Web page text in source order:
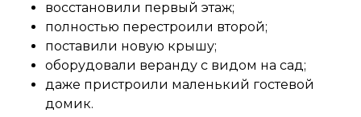
восстановили первый этаж;
полностью перестроили второй;
поставили новую крышу;
оборудовали веранду с видом на сад;
даже пристроили маленький гостевой
домик.